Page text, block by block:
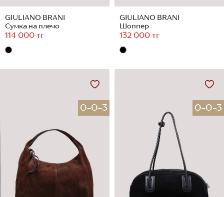
GIULIANO BRANI
Сумка на плечо
114 000 тг
GIULIANO BRANI
Шоппер
132 000 тг
0-0-3 0-0-3